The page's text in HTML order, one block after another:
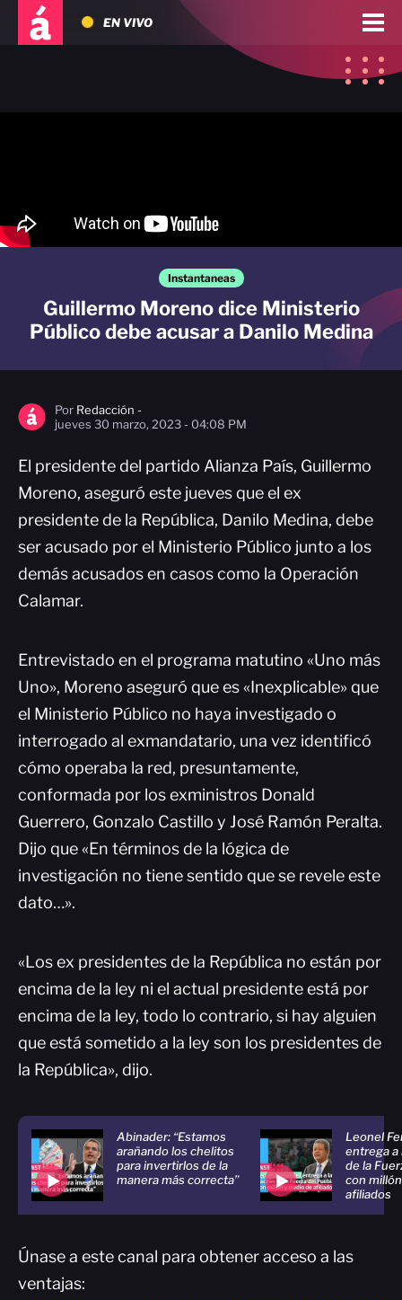
EN VIVO
Instantaneas
Guillermo Moreno dice Ministerio
Público debe acusar a Danilo Medina
Por Redacción -
jueves 30 marzo, 2023 - 04:08 PM
El presidente del partido Alianza País, Guillermo
Moreno, aseguró este jueves que el ex
presidente de la República, Danilo Medina, debe
ser acusado por el Ministerio Público junto a los
demás acusados en casos como la Operación
Calamar.
Entrevistado en el programa matutino «Uno más
Uno», Moreno aseguró que es «Inexplicable» que
el Ministerio Público no haya investigado o
interrogado al exmandatario, una vez identificó
cómo operaba la red, presuntamente,
conformada por los exministros Donald
Guerrero, Gonzalo Castillo y José Ramón Peralta.
Dijo que «En términos de la lógica de
investigación no tiene sentido que se revele este
dato…».
«Los ex presidentes de la República no están por
encima de la ley ni el actual presidente está por
encima de la ley, todo lo contrario, si hay alguien
que está sometido a la ley son los presidentes de
la República», dijo.
Abinader: “Estamos
arañando los chelitos
para invertirlos de la
manera más correcta”
Leonel
entrega a
de la
con
afiliados
Únase a este canal para obtener acceso a las
ventajas: